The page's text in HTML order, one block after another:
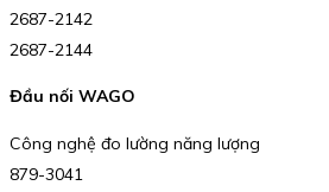
2687-2142
2687-2144
Đầu nối WAGO
Công nghệ đo lường năng lượng
879-3041